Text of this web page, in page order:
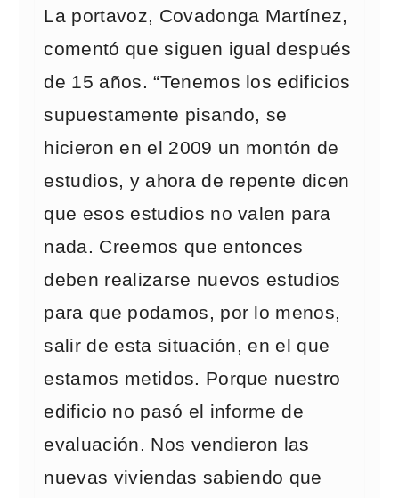
La portavoz, Covadonga Martínez,
comentó que siguen igual después
de 15 años. “Tenemos los edificios
supuestamente pisando, se
hicieron en el 2009 un montón de
estudios, y ahora de repente dicen
que esos estudios no valen para
nada. Creemos que entonces
deben realizarse nuevos estudios
para que podamos, por lo menos,
salir de esta situación, en el que
estamos metidos. Porque nuestro
edificio no pasó el informe de
evaluación. Nos vendieron las
nuevas viviendas sabiendo que